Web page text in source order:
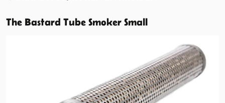
The Bastard Tube Smoker Small